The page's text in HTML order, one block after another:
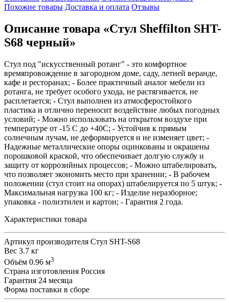
Похожие товары Доставка и оплата Отзывы
Описание товара «Стул Sheffilton SHT-
S68 черный»
Стул под "искусственный ротанг" - это комфортное
времяпровождение в загородном доме, саду, летней веранде,
кафе и ресторанах; - Более практичный аналог мебели из
ротанга, не требует особого ухода, не растягивается, не
расплетается; - Стул выполнен из атмосферостойкого
пластика и отлично переносит воздействие любых погодных
условий; - Можно использовать на открытом воздухе при
температуре от -15 С до +40С; - Устойчив к прямым
солнечным лучам, не деформируется и не изменяет цвет; -
Надежные металлические опоры оцинкованы и окрашены
порошковой краской, что обеспечивает долгую службу и
защиту от коррозийных процессов; - Можно штабелировать,
что позволяет экономить место при хранении; - В рабочем
положении (стул стоит на опорах) штабелируется по 5 штук; -
Максимальная нагрузка 100 кг; - Изделие неразборное;
упаковка - полиэтилен и картон; - Гарантия 2 года.
Характеристики товара
Артикул производителя Стул SHT-S68
Вес 3.7 кг
Объём 0.96 м3
Страна изготовления Россия
Гарантия 24 месяца
Форма поставки в сборе